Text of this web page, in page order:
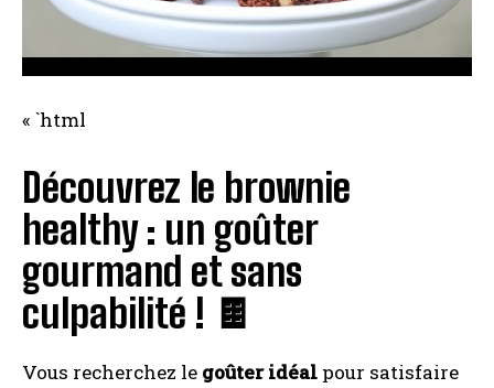
« `html
Découvrez le brownie
healthy : un goûter
gourmand et sans
culpabilité ! 🍫
Vous recherchez le goûter idéal pour satisfaire